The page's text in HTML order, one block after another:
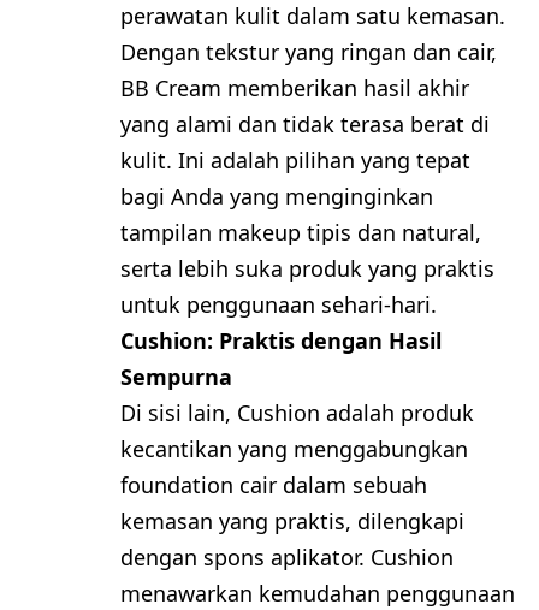
perawatan kulit dalam satu kemasan.
Dengan tekstur yang ringan dan cair,
BB Cream memberikan hasil akhir
yang alami dan tidak terasa berat di
kulit. Ini adalah pilihan yang tepat
bagi Anda yang menginginkan
tampilan makeup tipis dan natural,
serta lebih suka produk yang praktis
untuk penggunaan sehari-hari.
Cushion: Praktis dengan Hasil
Sempurna
Di sisi lain, Cushion adalah produk
kecantikan yang menggabungkan
foundation cair dalam sebuah
kemasan yang praktis, dilengkapi
dengan spons aplikator. Cushion
menawarkan kemudahan penggunaan